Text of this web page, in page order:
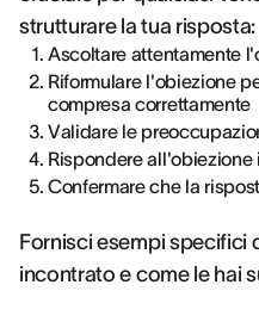
strutturare la tua risposta:
Ascoltare attentamente
Riformulare l'obiezione
compresa correttamente
Validare le
Rispondere
Confermare che la
Fornisci esempi specifici
incontrato e come le hai